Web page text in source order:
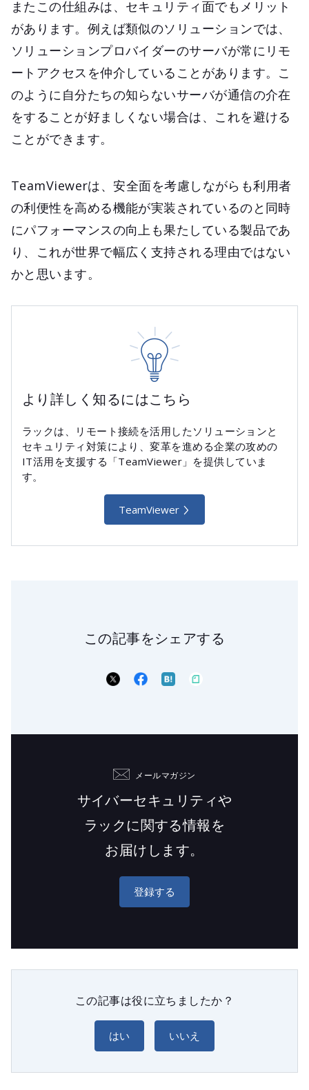
またこの仕組みは、セキュリティ面でもメリット
があります。例えば類似のソリューションでは、
ソリューションプロバイダーのサーバが常にリモ
ートアクセスを仲介していることがあります。こ
のように自分たちの知らないサーバが通信の介在
をすることが好ましくない場合は、これを避ける
ことができます。
TeamViewerは、安全面を考慮しながらも利用者
の利便性を高める機能が実装されているのと同時
にパフォーマンスの向上も果たしている製品であ
り、これが世界で幅広く支持される理由ではない
かと思います。
より詳しく知るにはこちら
ラックは、リモート接続を活用したソリューションと
セキュリティ対策により、変革を進める企業の攻めの
IT活用を支援する「TeamViewer」を提供していま
す。
TeamViewer
この記事をシェアする
メールマガジン
サイバーセキュリティや
ラックに関する情報を
お届けします。
登録する
この記事は役に立ちましたか？
はい いいえ